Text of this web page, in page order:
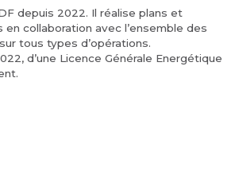
depuis 2022. Il réalise plans et
collaboration avec l’ensemble des
tous types d’opérations.
d’une Licence Générale Energétique